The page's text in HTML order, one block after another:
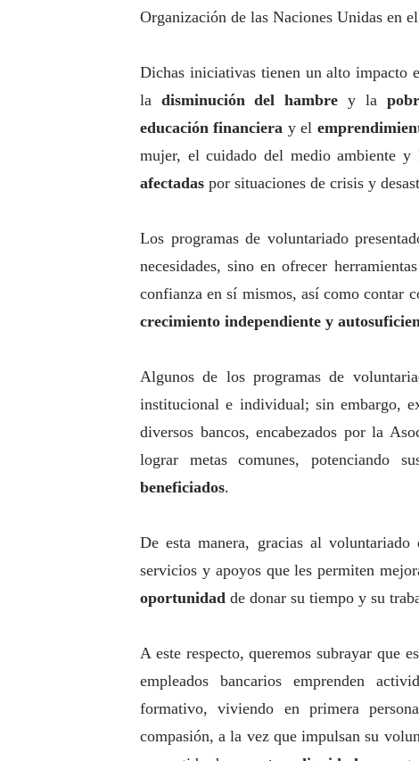
Organización de las Naciones Unidas en
Dichas iniciativas tienen un alto impacto
la disminución del hambre y la
educación financiera y el
mujer, el cuidado del medio ambiente y
afectadas por situaciones de crisis y
Los programas de voluntariado
necesidades, sino en ofrecer
confianza en sí mismos, así como contar
crecimiento independiente y
Algunos de los programas de
institucional e individual; sin embargo,
diversos bancos, encabezados por la
lograr metas comunes, potenciando
beneficiados.
De esta manera, gracias al
servicios y apoyos que les permiten
oportunidad de donar su tiempo y su
A este respecto, queremos subrayar que
empleados bancarios emprenden
formativo, viviendo en primera
compasión, a la vez que impulsan su